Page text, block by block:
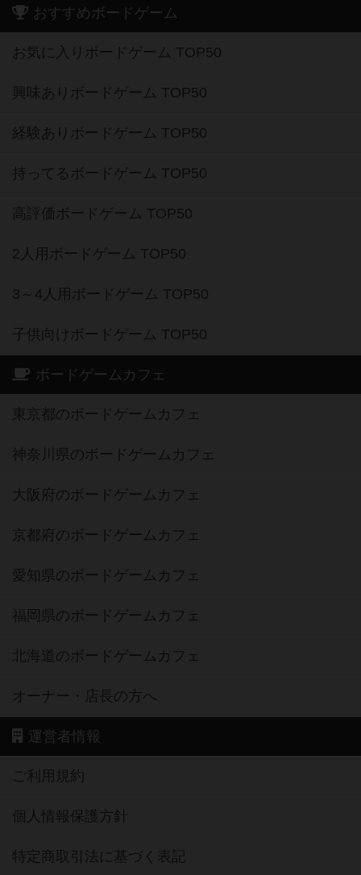
おすすめボードゲーム
お気に入りボードゲーム TOP50
興味ありボードゲーム TOP50
経験ありボードゲーム TOP50
持ってるボードゲーム TOP50
高評価ボードゲーム TOP50
2人用ボードゲーム TOP50
3～4人用ボードゲーム TOP50
子供向けボードゲーム TOP50
ボードゲームカフェ
東京都のボードゲームカフェ
神奈川県のボードゲームカフェ
大阪府のボードゲームカフェ
京都府のボードゲームカフェ
愛知県のボードゲームカフェ
福岡県のボードゲームカフェ
北海道のボードゲームカフェ
オーナー・店長の方へ
運営者情報
ご利用規約
個人情報保護方針
特定商取引法に基づく表記